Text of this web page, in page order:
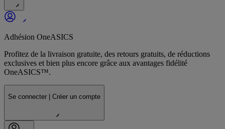
Adhésion OneASICS
Profitez de la livraison gratuite, des retours gratuits, de réductions
exclusives et bien plus encore grâce aux avantages fidélité
OneASICS™.
Se connecter | Créer un compte